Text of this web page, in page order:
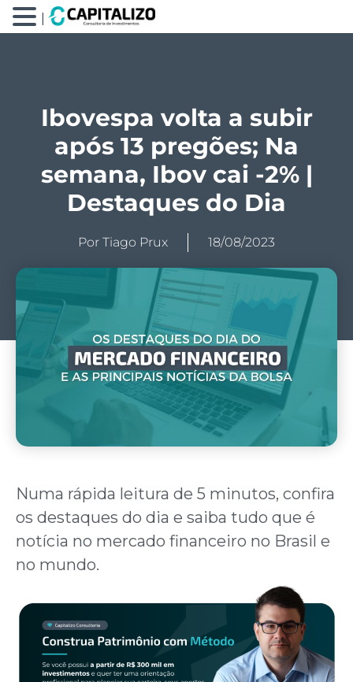
Ibovespa volta a subir
após 13 pregões; Na
semana, Ibov cai -2% |
Destaques do Dia
Por Tiago Prux 18/08/2023
Numa rápida leitura de 5 minutos, confira
os destaques do dia e saiba tudo que é
notícia no mercado financeiro no Brasil e
no mundo.